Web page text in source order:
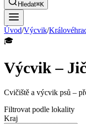
Hledat⌘K
Úvod/Výcvik/
🎓
Výcvik –
Cvičiště a výcvik psů –
Filtrovat podle lokality
Kraj